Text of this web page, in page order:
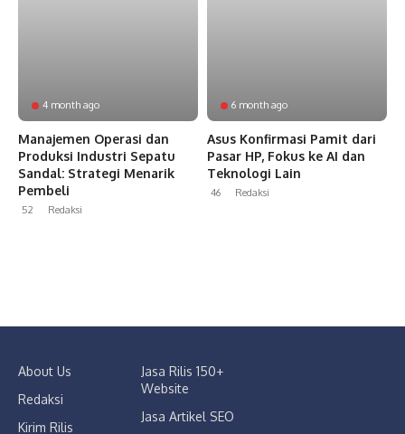
4 month ago
Manajemen Operasi dan
Produksi Industri Sepatu
Sandal: Strategi Menarik
Pembeli
52 Redaksi
6 month ago
Asus Konfirmasi Pamit dari
Pasar HP, Fokus ke AI dan
Teknologi Lain
46 Redaksi
About Us
Redaksi
Kirim Rilis
Jasa Rilis 150+
Website
Jasa Artikel SEO